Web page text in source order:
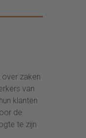
zaken
van
klanten
de
te zijn